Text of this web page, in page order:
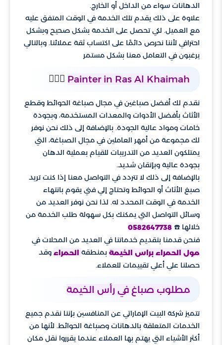
الدهانات سواء من الداخل أو الخارج.
علاوة على ذلك يقدم تلك الخدمة في الوقت المتفق عليه
مع العميل. لكي تحصل على الخدمة بشكل صحيح وبشكل
احترافي لأننا نحرص دائمًا على اكتساب ثقة عملائنا. وبالتالي
يرغبون في التعامل معنا بشكل مستمر
Painter in Ras Al Khaimah
👷🏼‍♂️
نقدم لك أفضل صباغين في مجال صباغة الحوائط وقطع
الأثاث بأفضل الأدوات والمعدات المستخدمة، وبجودة
خامات ومواد عالية الجودة. بالإضافة إلى ذلك نحن نوفر
لك مجموعة من أمهر العاملين في مجال الصباغة، التي
يمتلكون العديد من التدريبات للقيام بعملية الدهان
بجودة عالية وبإتقان شديد.
بالإضافة إلى ذلك لا تتردد في التواصل معنا إذا كنت تريد
صبغ الأثاث أو الحوائط وتحتاج إلي فني يقوم بانتهاء
الخدمة في الوقت المحدد له. لذا نحن نوفر العديد من
وسائل التواصل التي يمكنك بكل سهولة طلب الخدمة من
خلالها ☎️ 0582647738
فنحن قدمنا بتقديم خدماتنا في العديد من المحلات في
مول الحمراء براس الخيمة بمنطقة الحمراء وقد
حصلنا علي أعلي تقييمات للعملاء.
مطلوب صباغ في رأس الخيمة
تتميز شركة البيت الإماراتي عن المنافسين بإننا نقدم جميع
الخدمات المتعلقة بالدهانات وصباغة الحوائط. لأنها من
أكثر الأشياء التي يهتم بها العملاء عندما يقرروا نقل مكان